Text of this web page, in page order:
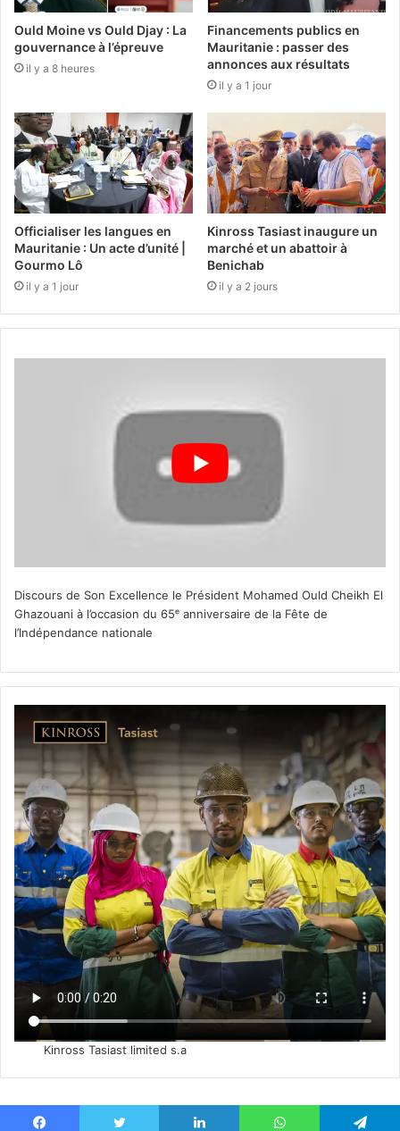
Ould Moine vs Ould Djay : La
gouvernance à l’épreuve
il y a 8 heures
Financements publics en
Mauritanie : passer des
annonces aux résultats
il y a 1 jour
Officialiser les langues en
Mauritanie : Un acte d’unité |
Gourmo Lô
il y a 1 jour
Kinross Tasiast inaugure un
marché et un abattoir à
Benichab
il y a 2 jours
Discours de Son Excellence le Président Mohamed Ould Cheikh El
Ghazouani à l’occasion du 65ᵉ anniversaire de la Fête de
l’Indépendance nationale
Kinross Tasiast limited s.a